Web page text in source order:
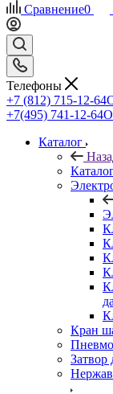
Сравнение0
Телефоны
+7 (812) 715-12-64
+7(495) 741-12-64
Каталог
Кран